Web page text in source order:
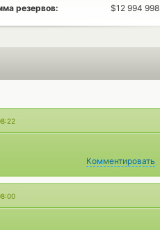
резервов: $12 994 998
Комментировать